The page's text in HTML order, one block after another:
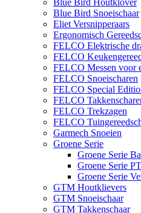
Blue Bird Snoeischaar
Eliet Versnipperaars
Ergonomisch
FELCO Elektrische
FELCO
FELCO Messen voor
FELCO Snoeischaren
FELCO Special
FELCO
FELCO Trekzagen
FELCO
Garmech Snoeien
Groene Serie
Groene Serie
Groene Serie
Groene Serie
GTM Houtklievers
GTM Snoeischaar
GTM Takkenschaar